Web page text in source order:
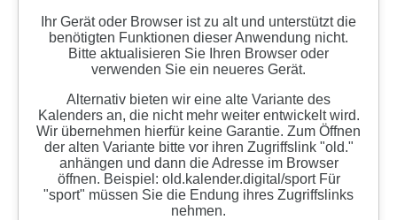
Ihr Gerät oder Browser ist zu alt und unterstützt die
benötigten Funktionen dieser Anwendung nicht.
Bitte aktualisieren Sie Ihren Browser oder
verwenden Sie ein neueres Gerät.
Alternativ bieten wir eine alte Variante des
Kalenders an, die nicht mehr weiter entwickelt wird.
Wir übernehmen hierfür keine Garantie. Zum Öffnen
der alten Variante bitte vor ihren Zugriffslink "old."
anhängen und dann die Adresse im Browser
öffnen. Beispiel: old.kalender.digital/sport Für
"sport" müssen Sie die Endung ihres Zugriffslinks
nehmen.